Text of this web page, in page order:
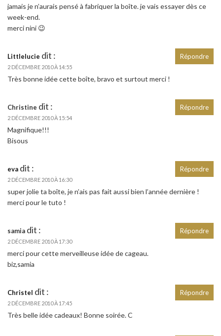
jamais je n’aurais pensé à fabriquer la boîte. je vais essayer dès ce
week-end.
merci nini 😉
Littlelucie dit :
2 DÉCEMBRE 2010 À 14:55
Très bonne idée cette boîte, bravo et surtout merci !
Répondre
Christine dit :
2 DÉCEMBRE 2010 À 15:54
Magnifique!!!
Bisous
Répondre
eva dit :
2 DÉCEMBRE 2010 À 16:30
super jolie ta boîte, je n’ais pas fait aussi bien l’année dernière !
merci pour le tuto !
Répondre
samia dit :
2 DÉCEMBRE 2010 À 17:30
merci pour cette merveilleuse idée de cageau.
biz,samia
Répondre
Christel dit :
2 DÉCEMBRE 2010 À 17:45
Très belle idée cadeaux! Bonne soirée. C
Répondre